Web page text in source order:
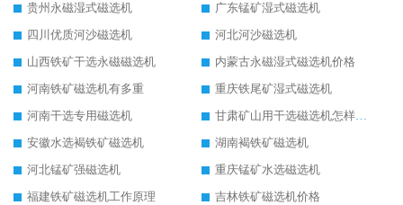
贵州永磁湿式磁选机
广东锰矿湿式磁选机
四川优质河沙磁选机
河北河沙磁选机
山西铁矿干选永磁磁选机
内蒙古永磁湿式磁选机价格
河南铁矿磁选机有多重
重庆铁尾矿湿式磁选机
河南干选专用磁选机
甘肃矿山用干选磁选机怎样调磁
安徽水选褐铁矿磁选机
湖南褐铁矿磁选机
河北锰矿强磁选机
重庆锰矿水选磁选机
福建铁矿磁选机工作原理
吉林铁矿磁选机价格